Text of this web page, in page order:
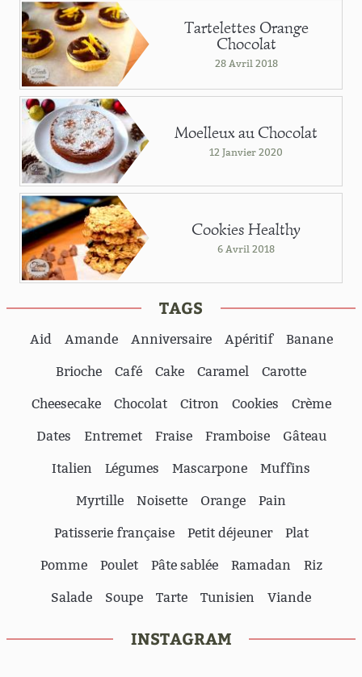
Tartelettes Orange
Chocolat
28 Avril 2018
Moelleux au Chocolat
12 Janvier 2020
Cookies Healthy
6 Avril 2018
TAGS
Aid Amande Anniversaire Apéritif Banane
Brioche Café Cake Caramel Carotte
Cheesecake Chocolat Citron Cookies Crème
Dates Entremet Fraise Framboise Gâteau
Italien Légumes Mascarpone Muffins
Myrtille Noisette Orange Pain
Patisserie française Petit déjeuner Plat
Pomme Poulet Pâte sablée Ramadan Riz
Salade Soupe Tarte Tunisien Viande
INSTAGRAM